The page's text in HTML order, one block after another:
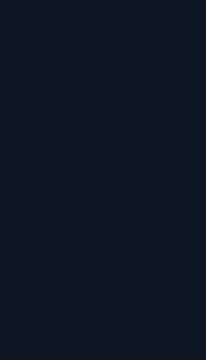
telefonu 62 735-51-05 lub